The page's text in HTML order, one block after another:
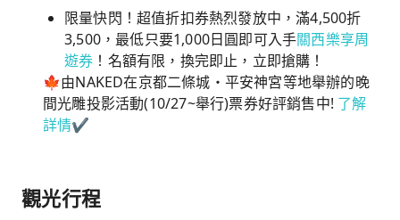
限量快閃！超值折扣券熱烈發放中，滿4,500折
3,500，最低只要1,000日圓即可入手關西樂享周
遊券 ！名額有限，換完即止，立即搶購！
🍁由NAKED在京都二條城・平安神宮等地舉辦的晚
間光雕投影活動(10/27~舉行)票券好評銷售中! 了解
詳情✔︎
觀光行程